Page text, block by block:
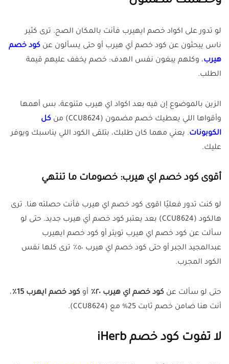
لو تدور على اكواد خصم ايهيرب فأنت بالمكان الصح. ترى كثير
ناس يبحثون عن كود خصم آي هيرب أو حتى يسألون عن كود خصم
هيرب، وكلهم يبغون نفس الهدف: خصم يخفف عليهم قيمة
الطلب.
الزين بالموضوع إن فيه بعد اكواد اي هيرب متنوعة، بس أهمها
وأقواها اللي يعطيك خصم مضمون (CCU8624) من
كل
الكوبونات. يعني مهما كان طلبك، بتلقى الكود اللي يناسبك ويوفر
عليك.
أقوى كود خصم اي هيرب: خصومات ما تنتهي
لو كنت تدور فعليًا اقوى كود خصم اي هيرب فأنت حصلته هنا. ترى
هالكود (CCU8624) بعد يعتبر كود خصم أي هيرب جديد. حتى لو
سألت عن كود خصم اي هيرب تويتر أو كود خصم ايهيرب
عبدالمجيد الجبر أو حتى كود خصم اي هيرب ٥٠٪ ترى كلها نفس
الكود المجرب.
حتى لو سألت عن كود خصم اي هيرب ٢٠٪ أو كود خصم ايهرب 15٪
،
أنت هنا ضامن خصم ثابت 25% مع (CCU8624).
لا تفوت كود خصم iHerb